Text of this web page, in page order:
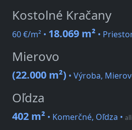
Kostolné Kračany
60 €/m² • 18.069 m² •
Mierovo
(22.000 m²) • Výroba,
Oľdza
402 m² • Komerčné, Oľdza •